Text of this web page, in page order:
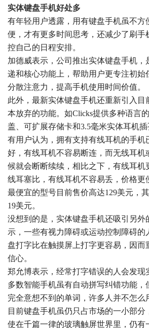
实体键盘手机好处多
有年轻用户透露，用有键盘手机虽不方
便，才有更多时间思考，还减少了刷手
控自己的日程安排。
加德威表示，公司推出实体键盘手机，
递和核心功能上，帮助用户更专注初始
分散注意力，提高手机使用时间价值。
此外，最新实体键盘手机还重新引入目
本放弃的功能。如Clicks提供多种语言
盖、可扩展存储卡和3.5毫米实体耳机插
有用户认为，拥有支持有线耳机的手机
好，有线耳机不容易断连，而无线耳机
候就会断断续续，相比之下，有线耳机
线耳塞比，有线耳机不容易丢，价格更
最便宜的型号目前售价高达129美元，
19美元。
没想到的是，实体键盘手机还吸引另外
示，一些有视力障碍或运动控制障碍的
盘打字比在触摸屏上打字更容易，因而
信心。
郑允博表示，经常打字错误的人会发现
多数智能手机虽有自动拼写纠错功能，
完全意想不到的单词，许多人并不怎么
目前键盘手机虽仍只占市场的一小部分
使在千篇一律的玻璃触屏世界里，仍有